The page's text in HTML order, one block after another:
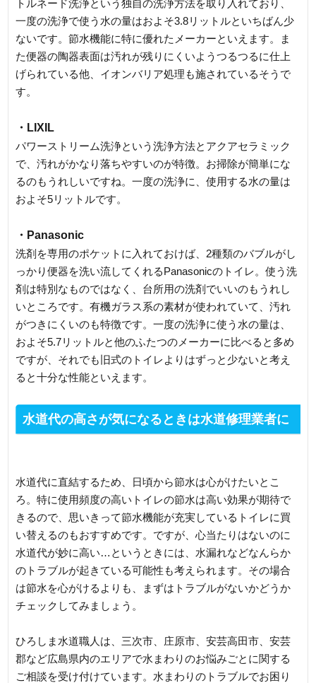
トルネード洗浄という独自の洗浄方法を取り入れており、
一度の洗浄で使う水の量はおよそ3.8リットルといちばん少
ないです。節水機能に特に優れたメーカーといえます。ま
た便器の陶器表面は汚れが残りにくいようつるつるに仕上
げられている他、イオンバリア処理も施されているそうで
す。
・LIXIL
パワーストリーム洗浄という洗浄方法とアクアセラミック
で、汚れがかなり落ちやすいのが特徴。お掃除が簡単にな
るのもうれしいですね。一度の洗浄に、使用する水の量は
およそ5リットルです。
・Panasonic
洗剤を専用のポケットに入れておけば、2種類のバブルがし
っかり便器を洗い流してくれるPanasonicのトイレ。使う洗
剤は特別なものではなく、台所用の洗剤でいいのもうれし
いところです。有機ガラス系の素材が使われていて、汚れ
がつきにくいのも特徴です。一度の洗浄に使う水の量は、
およそ5.7リットルと他のふたつのメーカーに比べると多め
ですが、それでも旧式のトイレよりはずっと少ないと考え
ると十分な性能といえます。
水道代の高さが気になるときは水道修理業者に
水道代に直結するため、日頃から節水は心がけたいとこ
ろ。特に使用頻度の高いトイレの節水は高い効果が期待で
きるので、思いきって節水機能が充実しているトイレに買
い替えるのもおすすめです。ですが、心当たりはないのに
水道代が妙に高い…というときには、水漏れなどなんらか
のトラブルが起きている可能性も考えられます。その場合
は節水を心がけるよりも、まずはトラブルがないかどうか
チェックしてみましょう。
ひろしま水道職人は、三次市、庄原市、安芸高田市、安芸
郡など広島県内のエリアで水まわりのお悩みごとに関する
ご相談を受け付けています。水まわりのトラブルでお困り